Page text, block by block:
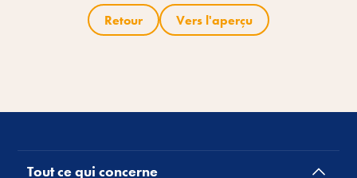
Retour Vers l'aperçu
Tout ce qui concerne